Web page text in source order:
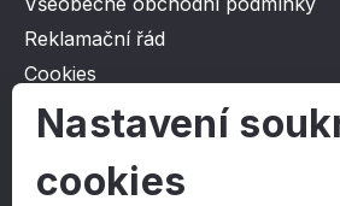
Reklamační řád
Cookies
Ochrana osobních údajů
O společnosti
Nastavení
cookies